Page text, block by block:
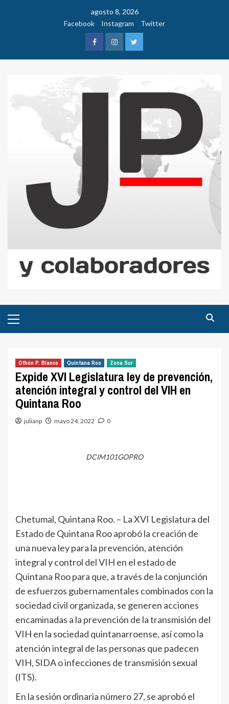
agosto 8, 2026
Facebook
Instagram Twitter
FacebookInstagramTwitter
principal
Othón P. Blanco Quintana Roo Zona Sur
Expide XVI Legislatura ley de prevención,
atención integral y control del VIH en
Quintana Roo
julianp mayo 24, 2022 0
DCIM101GOPRO
Chetumal, Quintana Roo. – La XVI Legislatura del
Estado de Quintana Roo aprobó la creación de
una nueva ley para la prevención, atención
integral y control del VIH en el estado de
Quintana Roo para que, a través de la conjunción
de esfuerzos gubernamentales combinados con la
sociedad civil organizada, se generen acciones
encaminadas a la prevención de la transmisión del
VIH en la sociedad quintanarroense, así como la
atención integral de las personas que padecen
VIH, SIDA o infecciones de transmisión sexual
(ITS).
En la sesión ordinaria número 27, se aprobó el